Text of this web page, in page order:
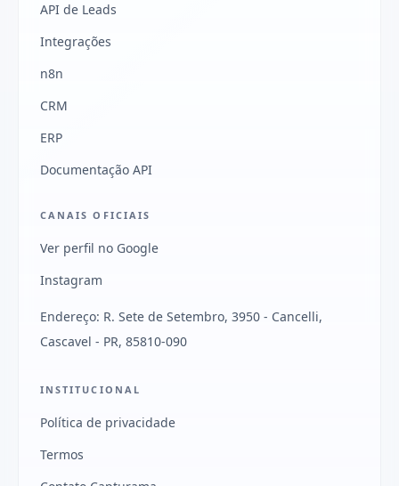
API de Leads
Integrações
n8n
CRM
ERP
Documentação API
CANAIS OFICIAIS
Ver perfil no Google
Instagram
Endereço: R. Sete de Setembro, 3950 - Cancelli,
Cascavel - PR, 85810-090
INSTITUCIONAL
Política de privacidade
Termos